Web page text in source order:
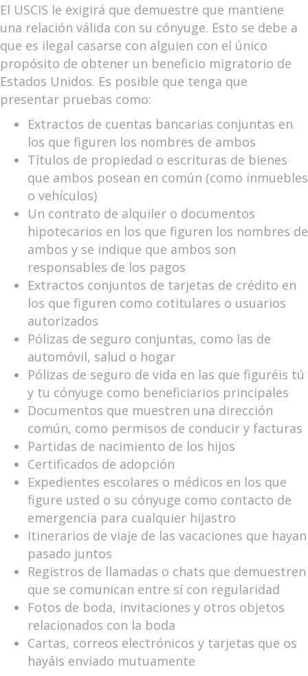
El USCIS le exigirá que demuestre que mantiene
una relación válida con su cónyuge. Esto se debe a
que es ilegal casarse con alguien con el único
propósito de obtener un beneficio migratorio de
Estados Unidos. Es posible que tenga que
presentar pruebas como:
Extractos de cuentas bancarias conjuntas en
los que figuren los nombres de ambos
Títulos de propiedad o escrituras de bienes
que ambos posean en común (como inmuebles
o vehículos)
Un contrato de alquiler o documentos
hipotecarios en los que figuren los nombres de
ambos y se indique que ambos son
responsables de los pagos
Extractos conjuntos de tarjetas de crédito en
los que figuren como cotitulares o usuarios
autorizados
Pólizas de seguro conjuntas, como las de
automóvil, salud o hogar
Pólizas de seguro de vida en las que figuréis tú
y tu cónyuge como beneficiarios principales
Documentos que muestren una dirección
común, como permisos de conducir y facturas
Partidas de nacimiento de los hijos
Certificados de adopción
Expedientes escolares o médicos en los que
figure usted o su cónyuge como contacto de
emergencia para cualquier hijastro
Itinerarios de viaje de las vacaciones que hayan
pasado juntos
Registros de llamadas o chats que demuestren
que se comunican entre sí con regularidad
Fotos de boda, invitaciones y otros objetos
relacionados con la boda
Cartas, correos electrónicos y tarjetas que os
hayáis enviado mutuamente